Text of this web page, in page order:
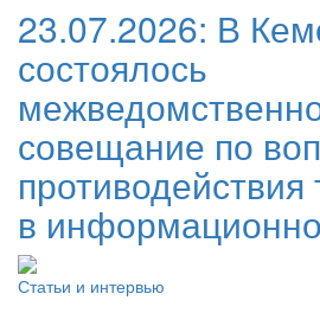
23.07.2026: В
состоялось
совещание по
в
Статьи и интервью